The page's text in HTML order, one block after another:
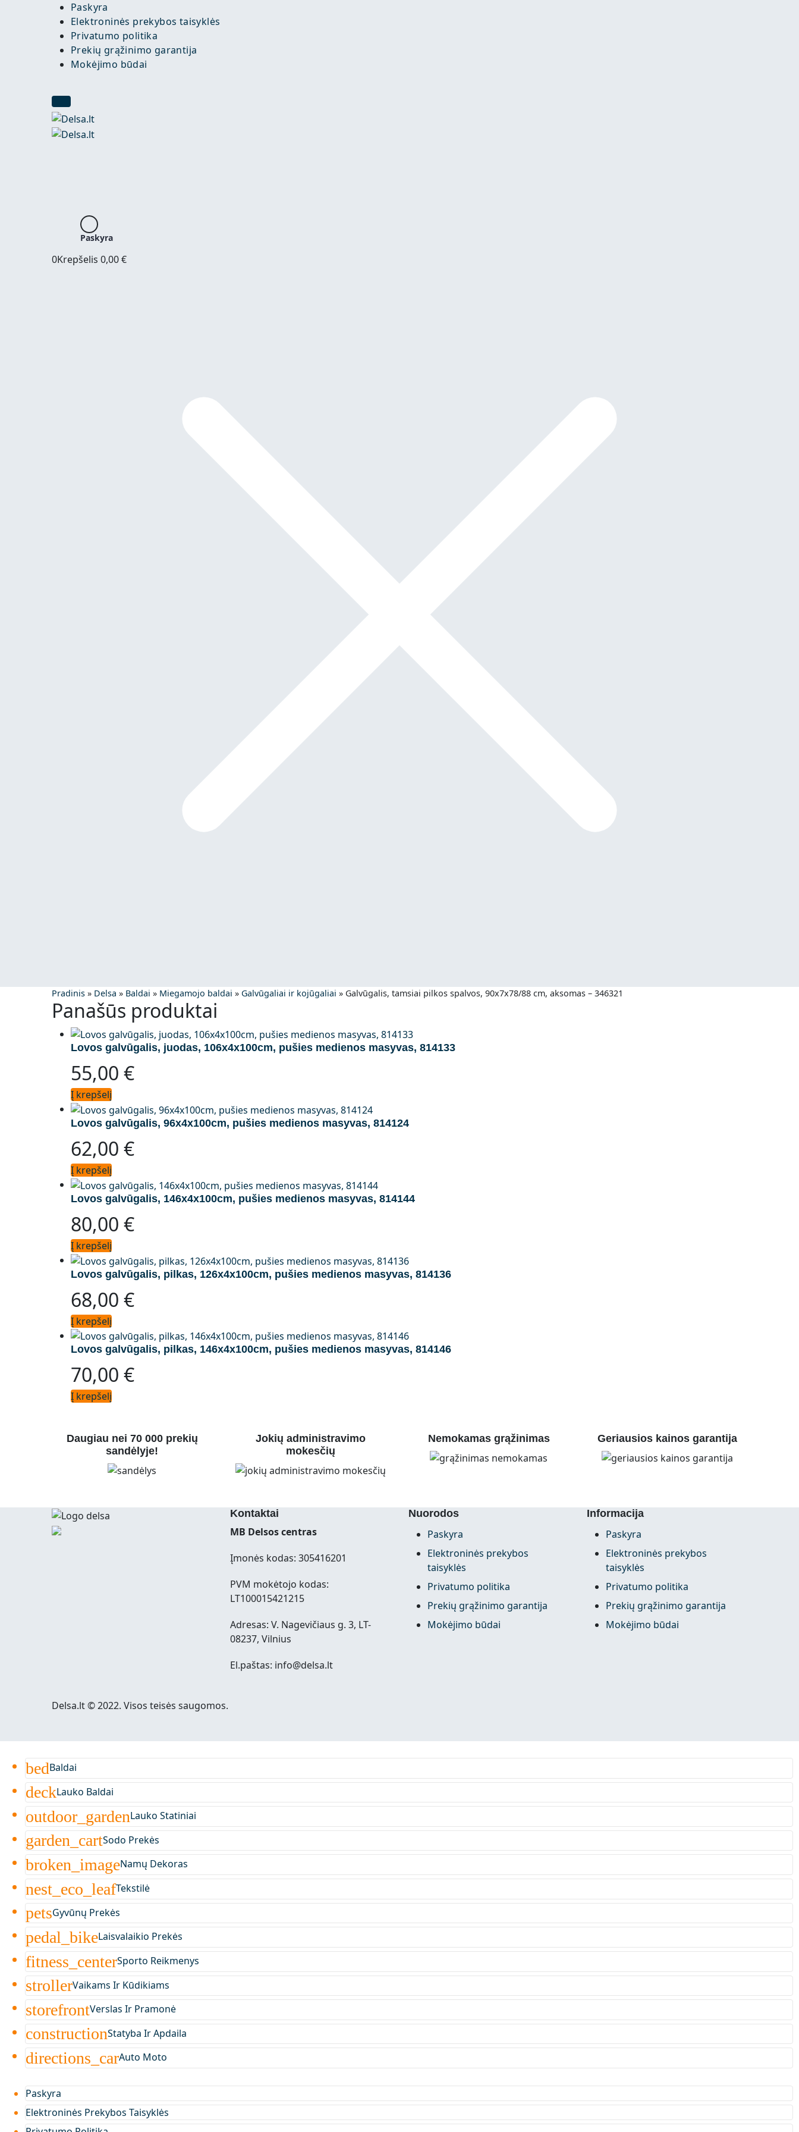
Paskyra
Elektroninės prekybos taisyklės
Privatumo politika
Prekių grąžinimo garantija
Mokėjimo būdai
Paskyra
0Krepšelis 0,00€
Pradinis » Delsa » Baldai » Miegamojo baldai » Galvūgaliai ir kojūgaliai » Galvūgalis, tamsiai pilkos spalvos, 90x7x78/88 cm, aksomas – 346321
Panašūs produktai
Lovos galvūgalis, juodas, 106x4x100cm, pušies medienos masyvas, 814133
55,00 €
Į krepšelį
Lovos galvūgalis, 96x4x100cm, pušies medienos masyvas, 814124
62,00 €
Į krepšelį
Lovos galvūgalis, 146x4x100cm, pušies medienos masyvas, 814144
80,00 €
Į krepšelį
Lovos galvūgalis, pilkas, 126x4x100cm, pušies medienos masyvas, 814136
68,00 €
Į krepšelį
Lovos galvūgalis, pilkas, 146x4x100cm, pušies medienos masyvas, 814146
70,00 €
Į krepšelį
Daugiau nei 70 000 prekių
sandėlyje!
Jokių administravimo
mokesčių
Nemokamas grąžinimas Geriausios kainos garantija
Kontaktai
MB Delsos centras
Įmonės kodas: 305416201
PVM mokėtojo kodas:
LT100015421215
Adresas: V. Nagevičiaus g. 3, LT-
08237, Vilnius
El.paštas: info@delsa.lt
Nuorodos
Paskyra
Elektroninės prekybos
taisyklės
Privatumo politika
Prekių grąžinimo garantija
Mokėjimo būdai
Informacija
Paskyra
Elektroninės prekybos
taisyklės
Privatumo politika
Prekių grąžinimo garantija
Mokėjimo būdai
Delsa.lt © 2022. Visos teisės saugomos.
bedBaldai
deckLauko Baldai
outdoor_gardenLauko Statiniai
garden_cartSodo Prekės
broken_imageNamų Dekoras
nest_eco_leafTekstilė
petsGyvūnų Prekės
pedal_bikeLaisvalaikio Prekės
fitness_centerSporto Reikmenys
strollerVaikams Ir Kūdikiams
storefrontVerslas Ir Pramonė
constructionStatyba Ir Apdaila
directions_carAuto Moto
Paskyra
Elektroninės Prekybos Taisyklės